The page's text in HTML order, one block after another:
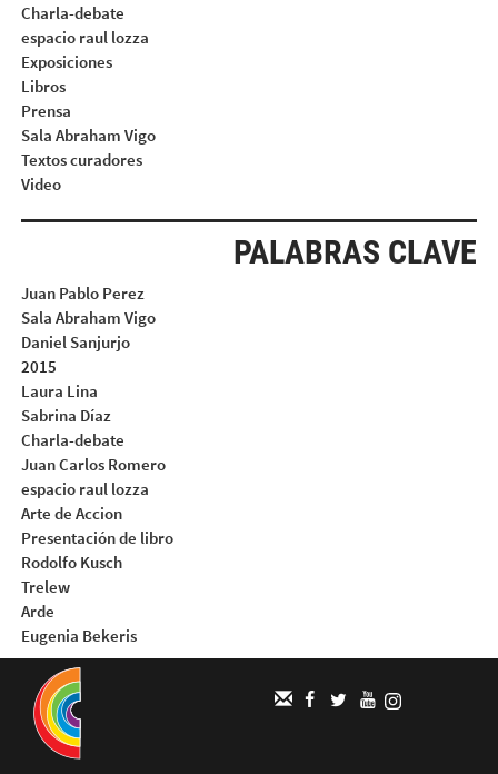
Charla-debate
espacio raul lozza
Exposiciones
Libros
Prensa
Sala Abraham Vigo
Textos curadores
Video
PALABRAS CLAVE
Juan Pablo Perez
Sala Abraham Vigo
Daniel Sanjurjo
2015
Laura Lina
Sabrina Díaz
Charla-debate
Juan Carlos Romero
espacio raul lozza
Arte de Accion
Presentación de libro
Rodolfo Kusch
Trelew
Arde
Eugenia Bekeris